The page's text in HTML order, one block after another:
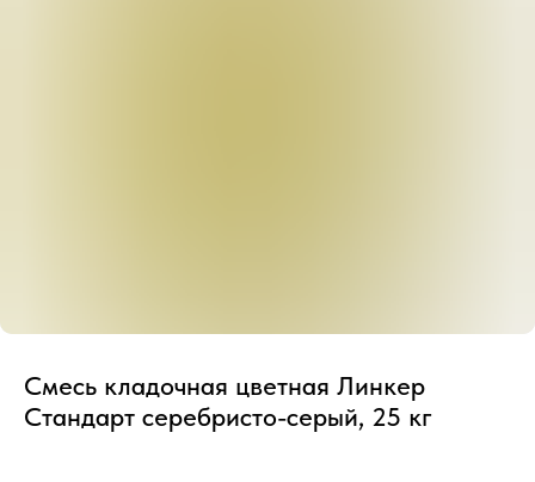
Смесь кладочная цветная Линкер
Стандарт серебристо-серый, 25 кг